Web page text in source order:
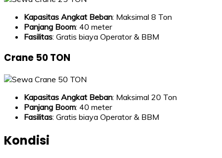
Kapasitas Angkat Beban: Maksimal 8 Ton
Panjang Boom: 40 meter
Fasilitas: Gratis biaya Operator & BBM
Crane 50 TON
Kapasitas Angkat Beban: Maksimal 20 Ton
Panjang Boom: 40 meter
Fasilitas: Gratis biaya Operator & BBM
Kondisi